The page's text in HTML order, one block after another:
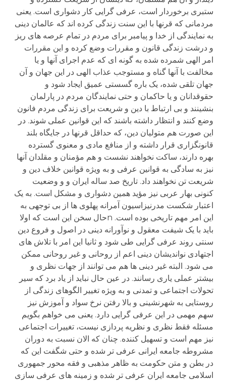
ستبری برخوردار است، عرفی گرایی کار دشواری است. یعنی
مردمانی که قرنها با این سنت زندگی کرده اند که عالمان دینی
به نمایندگی از خدا و پیامبر برای مردم در تمام عرصه های ریز
و درشت زندگی قانون و مقررات وضع کرده و این مقررات
امر الهی شمرده شده به گونه ای که عدم اجرای آنها و یا
مخالفت با آنها گناه و مستوجب عذاب الهی در این جهان و آن
جهان تلقی شده، یک باره گسستی عمیق ایجاد شود و
حقوقدانان و یا حاکمان و حتی نمایندگان مردم در پارلمان
بنشینند و بی ارتباط با دین و شریعت برای زندگی مردم فانون
وضع کنند و انتظار داشته باشند که این قوانین عملی شوند. در
این صورت هم متولیان دین، که حداقل قرنها در جایگاه بلند
قانونگزاری قرار داشته و از منافع مادی و معنوی گسترده
بهره دارند، ساکت نخواهند نشست و هم مؤمنان و مقلدان آنها
نیز به سادگی به قوانین عرفی و به ویژه قوانین خلاف دین و
شریعت تن نخواهند داد. تاریخ صد ساله ایران و و وضعیت
کنونی بهار عربی نیز مؤید همین دشواری و مشکل است. به یک
اعتبار شکست مدرنیزاسیون آمرانه پهلوی ها از بی توجهی به
این امر مهم تاریخی بوده است. nحال سخن این است که اولا
باید با یک شیفت معقول و نوآورانه دینی در اصول و فروع دین
سنتی روند عرفی گرایی طی شود و ثانیا این امر با تلاش های
اجتهادی نواندیشان دینی اعم از روحانی و غیر روحانی ممکن
می شود. البته غیر دینی ها هم می توانند از جهات نظری و
بیشتر عملی یاری رسانند. در عین حال نباید از یاد برد که سیر
تحولات اجتماعی و تمدنی و به ویژه تغییر الگوهای زندگی از
روستایی به شهرنشینی و بالا رفتن نرخ سواد و آموزش نیز
سهم مهمی در این عرفی گرایی دارد. یعنی می خواهم بگویم
مسئله فقط نظری و نظریه پردازی نیست، تغییرات اجتماعی
نیز مهم است و تسهیل کننده. چنان که الان نسبت به دوران
مشروطه جامعه ایرانی عرفی تر شده و حتی شگفت این که
در بطن و متن حکومت به ظاهر مذهبی و فقه محور جمهوری
اسلامی جامعه ایران عرفی تر شده و زمینه های عرفی سازی